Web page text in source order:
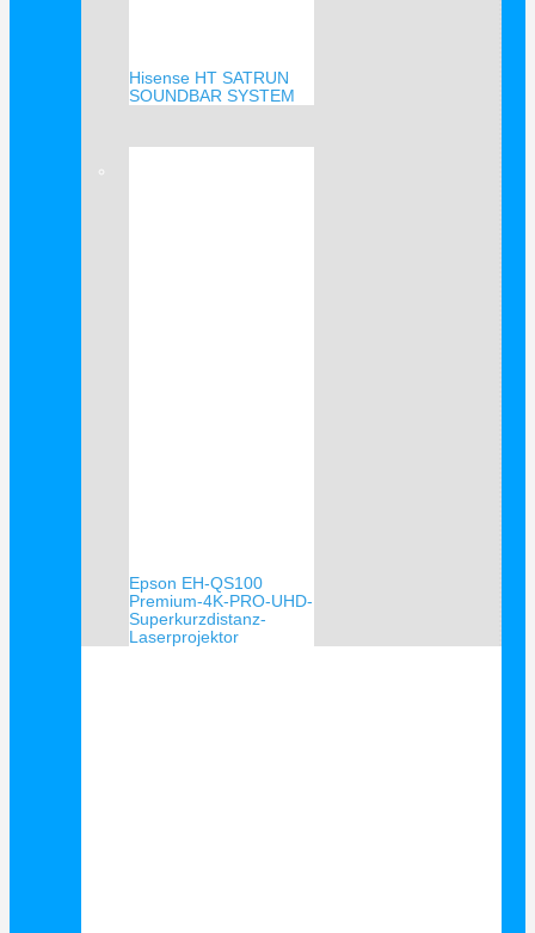
Hisense HT SATRUN
SOUNDBAR SYSTEM
Epson EH-QS100
Premium-4K-PRO-UHD-
Superkurzdistanz-
Laserprojektor